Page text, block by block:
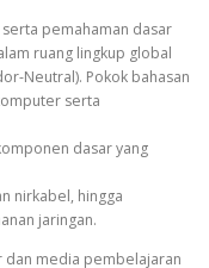
pemahaman dasar
ruang lingkup global
Neutral). Pokok bahasan
serta
dasar yang
nirkabel, hingga
jaringan.
dan media pembelajaran